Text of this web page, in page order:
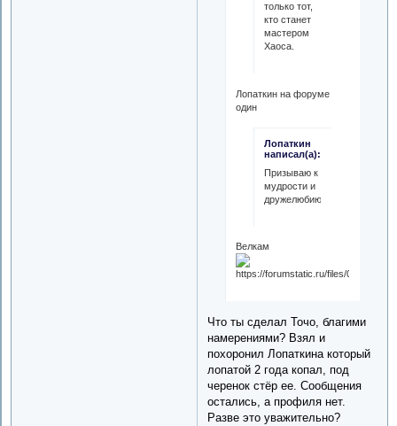
только тот,
кто станет
мастером
Хаоса.
Лопаткин на форуме
один
Лопаткин
написал(а):
Призываю к
мудрости и
дружелюбию)
Велкам
Что ты сделал Точо, благими
намерениями? Взял и
похоронил Лопаткина который
лопатой 2 года копал, под
черенок стёр ее. Сообщения
остались, а профиля нет.
Разве это уважительно?